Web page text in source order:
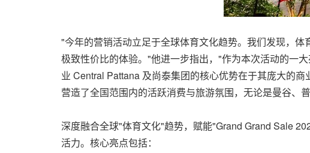
"今年的营销活动立足于全球体育文化趋势。我们发现，
极致性价比的体验。"他进一步指出，"作为本次活动的一
业 Central Pattana 及尚泰集团的核心优势在于其庞大的
营造了全国范围内的活跃消费与旅游氛围，无论是曼谷、
深度融合全球"体育文化"趋势，赋能"Grand Grand Sale
活力。核心亮点包括：